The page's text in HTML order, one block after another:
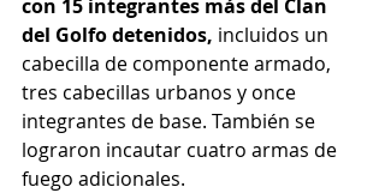
con 15 integrantes más del Clan
del Golfo detenidos, incluidos un
cabecilla de componente armado,
tres cabecillas urbanos y once
integrantes de base. También se
lograron incautar cuatro armas de
fuego adicionales.